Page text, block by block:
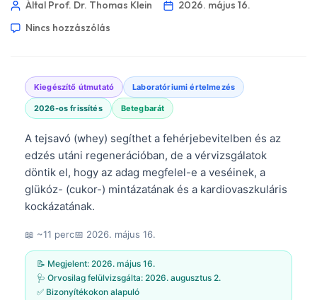
Által Prof. Dr. Thomas Klein
2026. május 16.
Nincs hozzászólás
Kiegészítő útmutató Laboratóriumi értelmezés
2026-os frissítés Betegbarát
A tejsavó (whey) segíthet a fehérjebevitelben és az
edzés utáni regenerációban, de a vérvizsgálatok
döntik el, hogy az adag megfelel-e a veséinek, a
glükóz- (cukor-) mintázatának és a kardiovaszkuláris
kockázatának.
📖 ~11 perc📅 2026. május 16.
📝 Megjelent: 2026. május 16.
🩺 Orvosilag felülvizsgálta: 2026. augusztus 2.
✅ Bizonyítékokon alapuló